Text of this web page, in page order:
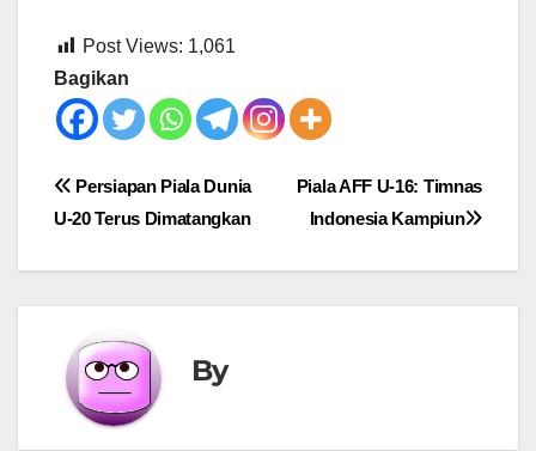
Post Views: 1,061
Bagikan
Post
navigation
Piala AFF U-16: Timnas
Indonesia Kampiun
Persiapan Piala Dunia
U-20 Terus Dimatangkan
By